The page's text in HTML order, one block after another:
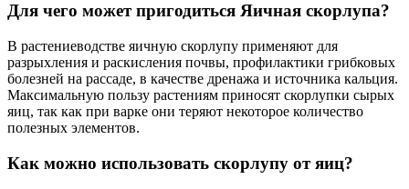
Для чего может пригодиться Яичная скорлупа?
В растениеводстве яичную скорлупу применяют для
разрыхления и раскисления почвы, профилактики грибковых
болезней на рассаде, в качестве дренажа и источника кальция.
Максимальную пользу растениям приносят скорлупки сырых
яиц, так как при варке они теряют некоторое количество
полезных элементов.
Как можно использовать скорлупу от яиц?